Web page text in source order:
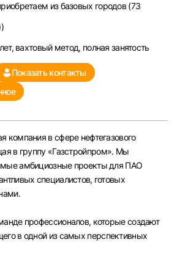
из базовых городов (73
вахтовый метод, полная занятость
Показать контакты
в сфере нефтегазового
в группу «Газстройпром». Мы
амбициозные проекты для ПАО
специалистов, готовых
профессионалов, которые создают
в одной из самых перспективных